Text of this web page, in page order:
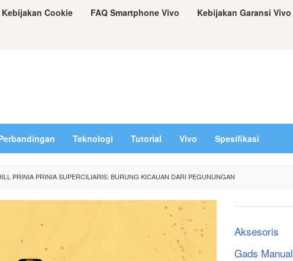
Kebijakan Cookie FAQ Smartphone Vivo Kebijakan Garansi Vivo
Teknologi Tutorial Vivo Spesifikasi
PRINIA PRINIA SUPERCILIARIS: BURUNG KICAUAN DARI PEGUNUNGAN
Aksesoris
Gads Manual